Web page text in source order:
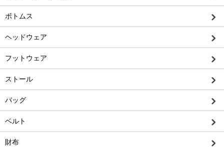
ボトムス
ヘッドウェア
フットウェア
ストール
バッグ
ベルト
財布